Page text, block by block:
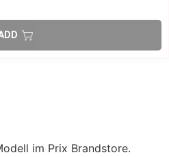
im Prix Brandstore.